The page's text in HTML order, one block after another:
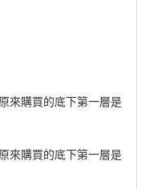
來購買的底下第一層是
來購買的底下第一層是